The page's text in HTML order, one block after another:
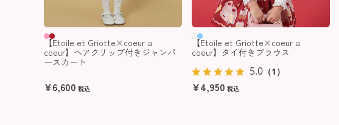
【Etoile et Griotte×coeur a
coeur】ヘアクリップ付きジャンパ
ースカート
¥6,600 税込
【Etoile et Griotte×coeur a
coeur】タイ付きブラウス
¥4,950 税込
5.0 （1）